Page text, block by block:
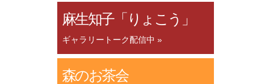
麻生知子「りょこう」
ギャラリートーク配信中 »
森のお茶会